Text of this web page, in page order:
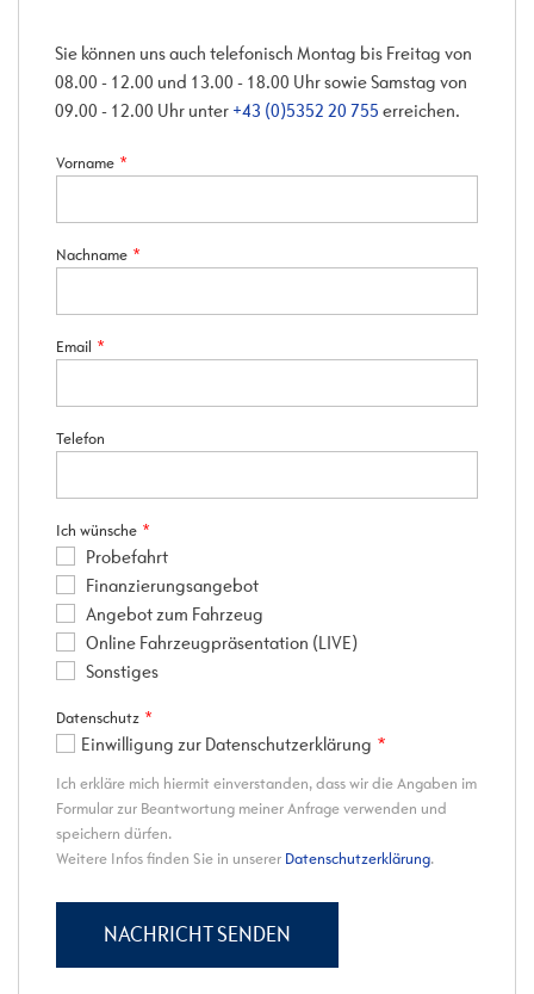
Sie können uns auch telefonisch Montag bis Freitag von
08.00 - 12.00 und 13.00 - 18.00 Uhr sowie Samstag von
09.00 - 12.00 Uhr unter +43 (0)5352 20 755 erreichen.